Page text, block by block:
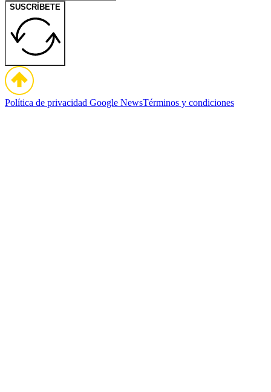
SUSCRÍBETE
Política de privacidad Google NewsTérminos y condiciones